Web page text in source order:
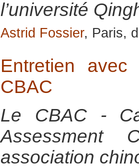
l’université
Astrid Fossier, Paris,
Entretien
CBAC
Le CBAC -
association